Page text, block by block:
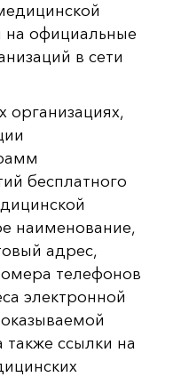
на официальные
в сети
организациях,
бесплатного
наименование,
адрес,
телефонов
электронной
ссылки на